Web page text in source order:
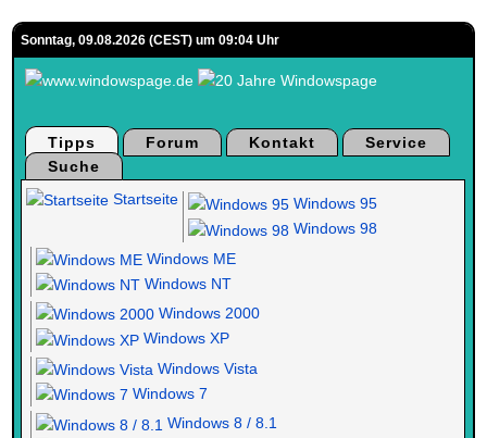
Sonntag, 09.08.2026 (CEST) um 09:04 Uhr
Tipps Forum Kontakt
Service
Suche
Startseite
Windows 95
Windows 98
Windows ME
Windows NT
Windows 2000
Windows XP
Windows Vista
Windows 7
Windows 8 / 8.1